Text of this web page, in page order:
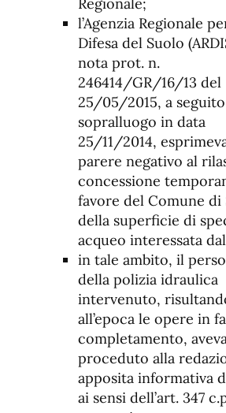
Regionale;
l’Agenzia Regionale
Difesa del Suolo
nota prot. n.
246414/GR/16/13 del
25/05/2015, a
sopralluogo in data
25/11/2014,
parere negativo al
concessione
favore del Comune di
della superficie di
acqueo interessata
in tale ambito, il
della polizia idraulica
intervenuto,
all’epoca le opere in
completamento,
proceduto alla
apposita informativa
ai sensi dell’art. 347